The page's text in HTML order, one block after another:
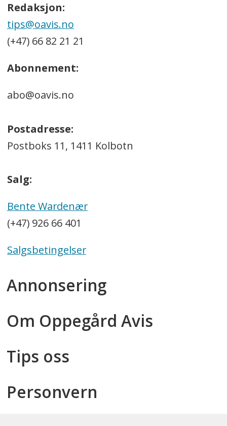
Redaksjon:
tips@oavis.no
(+47) 66 82 21 21
Abonnement:
abo@oavis.no
Postadresse:
Postboks 11, 1411 Kolbotn
Salg:
Bente Wardenær
(+47) 926 66 401
Salgsbetingelser
Annonsering
Om Oppegård Avis
Tips oss
Personvern